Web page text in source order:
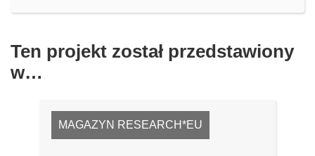
Ten projekt został przedstawiony
w…
MAGAZYN RESEARCH*EU